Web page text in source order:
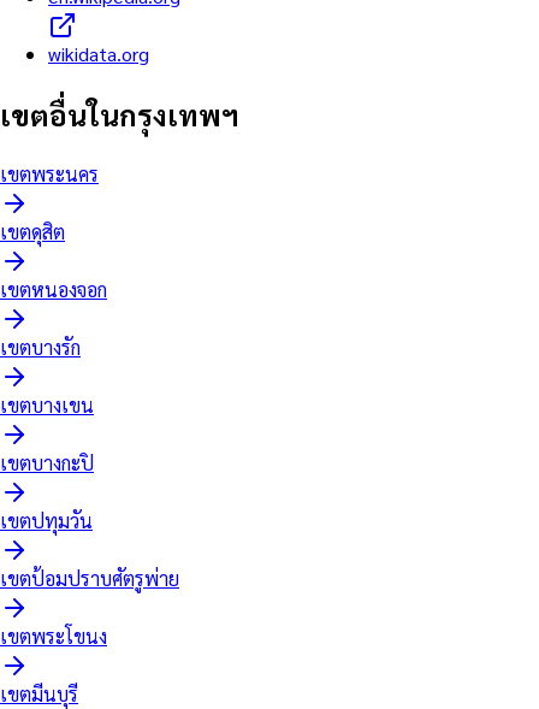
wikidata.org
เขตอื่นในกรุงเทพฯ
เขตพระนคร
เขตดุสิต
เขตหนองจอก
เขตบางรัก
เขตบางเขน
เขตบางกะปิ
เขตปทุมวัน
เขตป้อมปราบศัตรูพ่าย
เขตพระโขนง
เขตมีนบุรี